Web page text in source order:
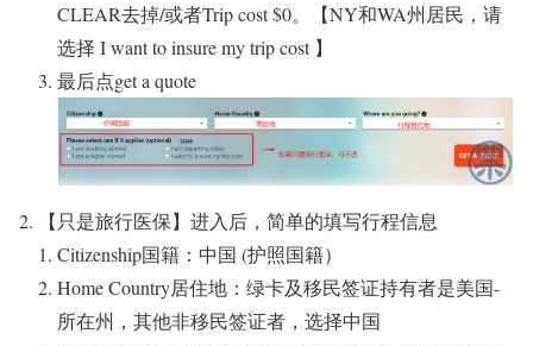
CLEAR去掉/或者Trip cost $0。【NY和WA州居民，请
选择 I want to insure my trip cost 】
最后点get a quote
【只是旅行医保】 进入后，简单的填写行程信息
Citizenship国籍：中国 (护照国籍）
Home Country居住地：绿卡及移民签证持有者是美国-
所在州，其他非移民签证者，选择中国